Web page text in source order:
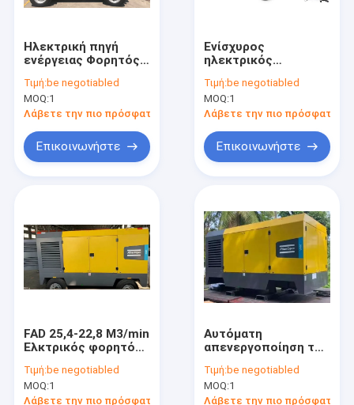
Ηλεκτρική πηγή
ενέργειας Φορητός
960-23 Πλήρο
φορτίο 2040/1880
στροφές ανά λεπτό
Cummins για
βιομηχανικές και επί
Τιμή:be negotiabled
MOQ:1
Λάβετε την πιο πρόσφατη τιμή
Επικοινωνήστε
Ενίσχυρος
ηλεκτρικός
αυτόματο κλείσιμο
και ψηφιακή οθόνη
Τιμή:be negotiabled
MOQ:1
Λάβετε την πιο πρόσφατη
Επικοινωνήστε
FAD 25,4-22,8 M3/min
Ελκτρικός φορητός
V900 με αυτόματη
διακοπή
Τιμή:be negotiabled
MOQ:1
Λάβετε την πιο πρόσφατη τιμή
Αυτόματη
απενεργοποίηση του
συμπιεστή V900
Τιμή:be negotiabled
MOQ:1
Λάβετε την πιο πρόσφατη